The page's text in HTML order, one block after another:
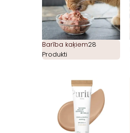
Barība kaķiem28
Produkti